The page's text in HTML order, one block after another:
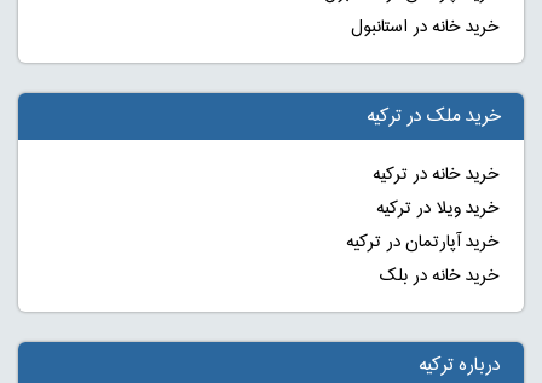
خرید خانه در استانبول
خرید ملک در ترکیه
خرید خانه در ترکیه
خرید ویلا در ترکیه
خرید آپارتمان در ترکیه
خرید خانه در بلک
درباره ترکیه